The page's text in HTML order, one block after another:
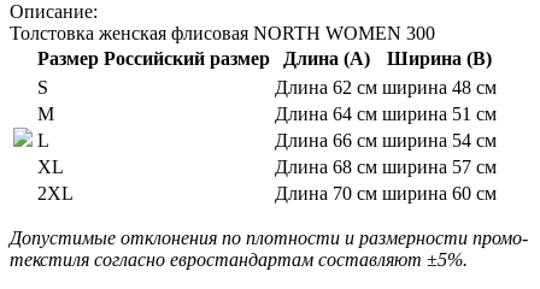
Описание:
Толстовка женская флисовая NORTH WOMEN 300
Размер Российский размер Длина (А)
Ширина (В)
S
Длина 62 см ширина 48 см
M
Длина 64 см ширина 51 см
L
Длина 66 см ширина 54 см
XL
Длина 68 см ширина 57 см
2XL
Длина 70 см ширина 60 см
Допустимые отклонения по плотности и размерности промо-
текстиля согласно евростандартам составляют ±5%.